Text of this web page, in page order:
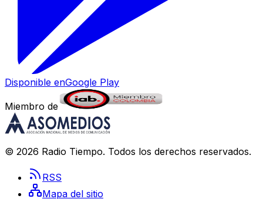
Disponible enGoogle Play
Miembro de
© 2026 Radio Tiempo. Todos los derechos reservados.
RSS
Mapa del sitio